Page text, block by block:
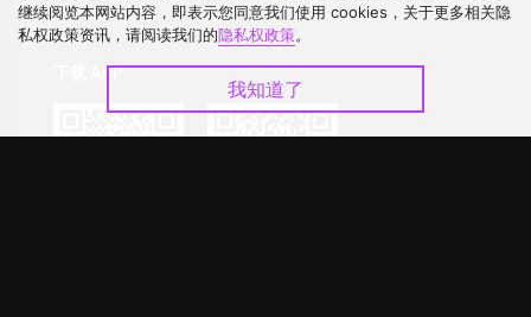
下载 APP
继续阅览本网站内容，即表示您同意我们使用 cookies，关于更多相关隐
私权政策资讯，请阅读我们的隐私权政策。
我知道了